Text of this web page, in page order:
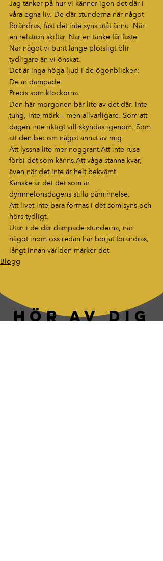
Jag tänker på hur vi känner igen det där i
våra egna liv. De där stunderna när något
förändras, fast det inte syns utåt ännu. När
en relation skiftar. När en tanke får fäste.
När något vi burit länge plötsligt blir
tydligare än vi önskat.
Det är inga höga ljud i de ögonblicken.
De är dämpade.
Precis som klockorna.
Den här morgonen bär lite av det där. Inte
tung, inte mörk – men allvarligare. Som att
dagen inte riktigt vill skyndas igenom. Som
att den ber om något annat av mig.
Att lyssna lite mer noggrant.Att inte rusa
förbi det som känns.Att våga stanna kvar,
även när det inte är helt bekvämt.
Kanske är det det som är
dymmelonsdagens stilla påminnelse.
Att livet inte bara formas i det som syns och
hörs tydligt.
Utan i de där dämpade stunderna, när
något inom oss redan har börjat förändras,
långt innan världen märker det.
Blogg
HÖR AV DIG